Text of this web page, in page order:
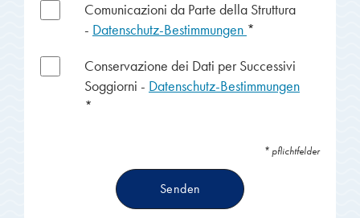
Comunicazioni da Parte della Struttura
- Datenschutz-Bestimmungen *
Conservazione dei Dati per Successivi
Soggiorni - Datenschutz-Bestimmungen
*
* pflichtfelder
Senden